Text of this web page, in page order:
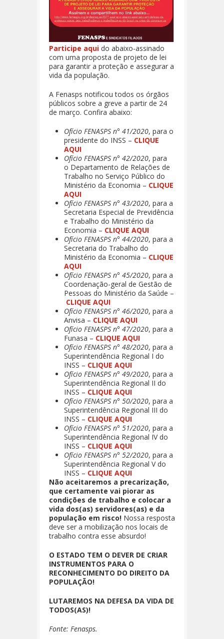
Participe aqui do abaixo-assinado
com uma proposta de projeto de lei
para garantir a proteção e assegurar a
vida da população.
A Fenasps notificou todos os órgãos
públicos sobre a greve a partir de 24
de março. Confira abaixo:
Ofício FENASPS n° 41/2020, para o
presidente do INSS – CLIQUE
AQUI
Ofício FENASPS n° 42/2020, para
o Departamento de Relações de
Trabalho no Serviço Público do
Ministério da Economia – CLIQUE
AQUI
Ofício FENASPS n° 43/2020, para a
Secretaria Especial de Previdência
e Trabalho do Ministério da
Economia – CLIQUE AQUI
Ofício FENASPS n° 44/2020, para a
Secretaria do Trabalho do
Ministério da Economia – CLIQUE
AQUI
Ofício FENASPS n° 45/2020, para a
Coordenação-geral de Gestão de
Pessoas do Ministério da Saúde –
CLIQUE AQUI
Ofício FENASPS n° 46/2020, para a
Anvisa – CLIQUE AQUI
Ofício FENASPS n° 47/2020, para a
Funasa – CLIQUE AQUI
Ofício FENASPS n° 48/2020, para a
Superintendência Regional I do
INSS – CLIQUE AQUI
Ofício FENASPS n° 49/2020, para a
Superintendência Regional II do
INSS – CLIQUE AQUI
Ofício FENASPS n° 50/2020, para a
Superintendência Regional III do
INSS – CLIQUE AQUI
Ofício FENASPS n° 51/2020, para a
Superintendência Regional IV do
INSS – CLIQUE AQUI
Ofício FENASPS n° 52/2020, para a
Superintendência Regional V do
INSS – CLIQUE AQUI
Não aceitaremos a precarização,
que certamente vai piorar as
condições de trabalho e colocar a
vida dos(as) servidores(as) e da
população em risco! Nossa resposta
deve ser a mobilização nos locais de
trabalho contra esse absurdo!
O ESTADO TEM O DEVER DE CRIAR
INSTRUMENTOS PARA O
RECONHECIMENTO DO DIREITO DA
POPULAÇÃO!
LUTAREMOS NA DEFESA DA VIDA DE
TODOS(AS)!
Fonte: Fenasps.